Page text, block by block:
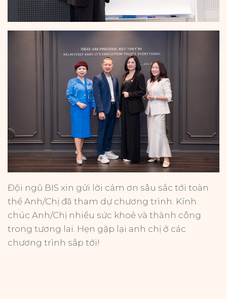
Đội ngũ BIS xin gửi lời cảm ơn sâu sắc tới toàn
thể Anh/Chị đã tham dự chương trình. Kính
chúc Anh/Chị nhiều sức khoẻ và thành công
trong tương lai. Hẹn gặp lại anh chị ở các
chương trình sắp tới!